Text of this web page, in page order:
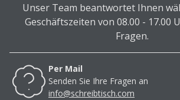
Unser Team beantwortet Ihnen
Geschäftszeiten von 08.00 - 17.00
Fragen.
Per Mail
Senden Sie Ihre Fragen an
info@schreibtisch.com